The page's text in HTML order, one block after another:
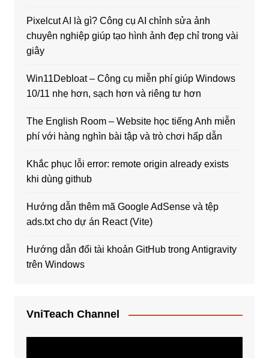
Pixelcut AI là gì? Công cụ AI chỉnh sửa ảnh
chuyên nghiệp giúp tạo hình ảnh đẹp chỉ trong vài
giây
Win11Debloat – Công cụ miễn phí giúp Windows
10/11 nhẹ hơn, sạch hơn và riêng tư hơn
The English Room – Website học tiếng Anh miễn
phí với hàng nghìn bài tập và trò chơi hấp dẫn
Khắc phục lỗi error: remote origin already exists
khi dùng github
Hướng dẫn thêm mã Google AdSense và tệp
ads.txt cho dự án React (Vite)
Hướng dẫn đổi tài khoản GitHub trong Antigravity
trên Windows
VniTeach Channel